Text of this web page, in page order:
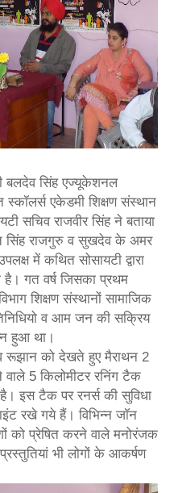
बलदेव सिंह एज्यूकेशनल
स्कॉलर्स एकेडमी शिक्षण संस्थान
सचिव राजवीर सिंह ने बताया
सिंह राजगुरु व सुखदेव के अमर
में कथित सोसायटी द्वारा
है। गत वर्ष जिसका प्रथम
शिक्षण संस्थानों सामाजिक
व आम जन की सक्रिय
हुआ था।
को देखते हुए मैराथन 2
5 किलोमीटर रनिंग टैक
इस टैक पर रनर्स की सुविधा
रखे गये हैं। विभिन्न जॉन
को प्रेषित करने वाले मनोरंजक
भी लोगों के आकर्षण